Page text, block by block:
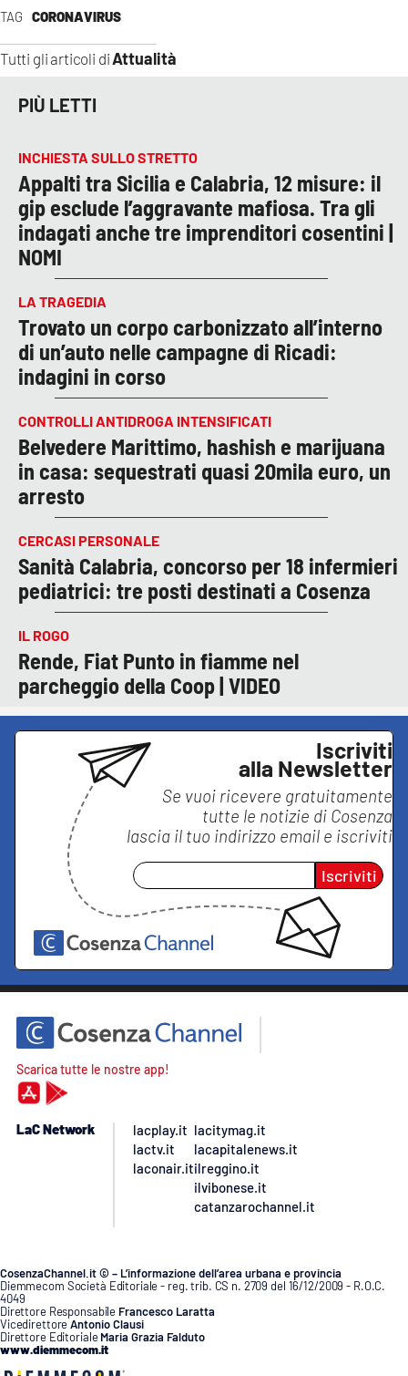
TAG CORONAVIRUS
Tutti gli articoli diAttualità
PIÙ LETTI
INCHIESTA SULLO STRETTO
Appalti tra Sicilia e Calabria, 12 misure: il
gip esclude l’aggravante mafiosa. Tra gli
indagati anche tre imprenditori cosentini |
NOMI
LA TRAGEDIA
Trovato un corpo carbonizzato all’interno
di un’auto nelle campagne di Ricadi:
indagini in corso
CONTROLLI ANTIDROGA INTENSIFICATI
Belvedere Marittimo, hashish e marijuana
in casa: sequestrati quasi 20mila euro, un
arresto
CERCASI PERSONALE
Sanità Calabria, concorso per 18 infermieri
pediatrici: tre posti destinati a Cosenza
IL ROGO
Rende, Fiat Punto in fiamme nel
parcheggio della Coop | VIDEO
Iscriviti
alla Newsletter
Se vuoi ricevere gratuitamente
tutte le notizie di Cosenza
lascia il tuo indirizzo email e iscriviti
Iscriviti
Scarica tutte le nostre app!
LaC Network
lacplay.it
lactv.it
laconair.it
lacitymag.it
lacapitalenews.it
ilreggino.it
ilvibonese.it
catanzarochannel.it
CosenzaChannel.it © – L’informazione dell’area urbana e provincia
Diemmecom Società Editoriale - reg. trib. CS n. 2709 del 16/12/2009 - R.O.C.
4049
Direttore Responsabile Francesco Laratta
VicedirettoreAntonio Clausi
Direttore Editoriale Maria Grazia Falduto
www.diemmecom.it